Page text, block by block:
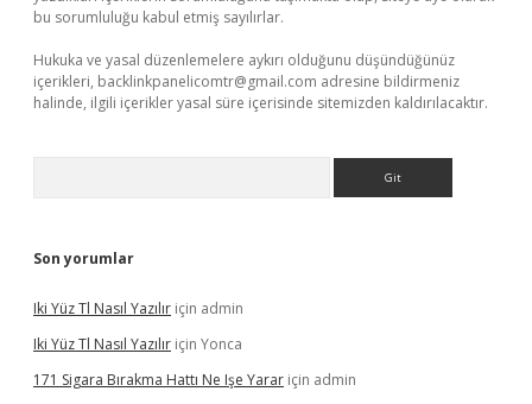
bu sorumluluğu kabul etmiş sayılırlar.
Hukuka ve yasal düzenlemelere aykırı olduğunu düşündüğünüz
içerikleri, backlinkpanelicomtr@gmail.com adresine bildirmeniz
halinde, ilgili içerikler yasal süre içerisinde sitemizden kaldırılacaktır.
Son yorumlar
Iki Yüz Tl Nasıl Yazılır için admin
Iki Yüz Tl Nasıl Yazılır için Yonca
171 Sigara Bırakma Hattı Ne Işe Yarar için admin